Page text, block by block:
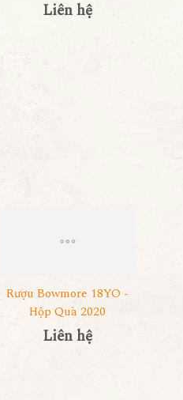
Liên hệ
Rượu Bowmore 18YO -
Hộp Quà 2020
Liên hệ